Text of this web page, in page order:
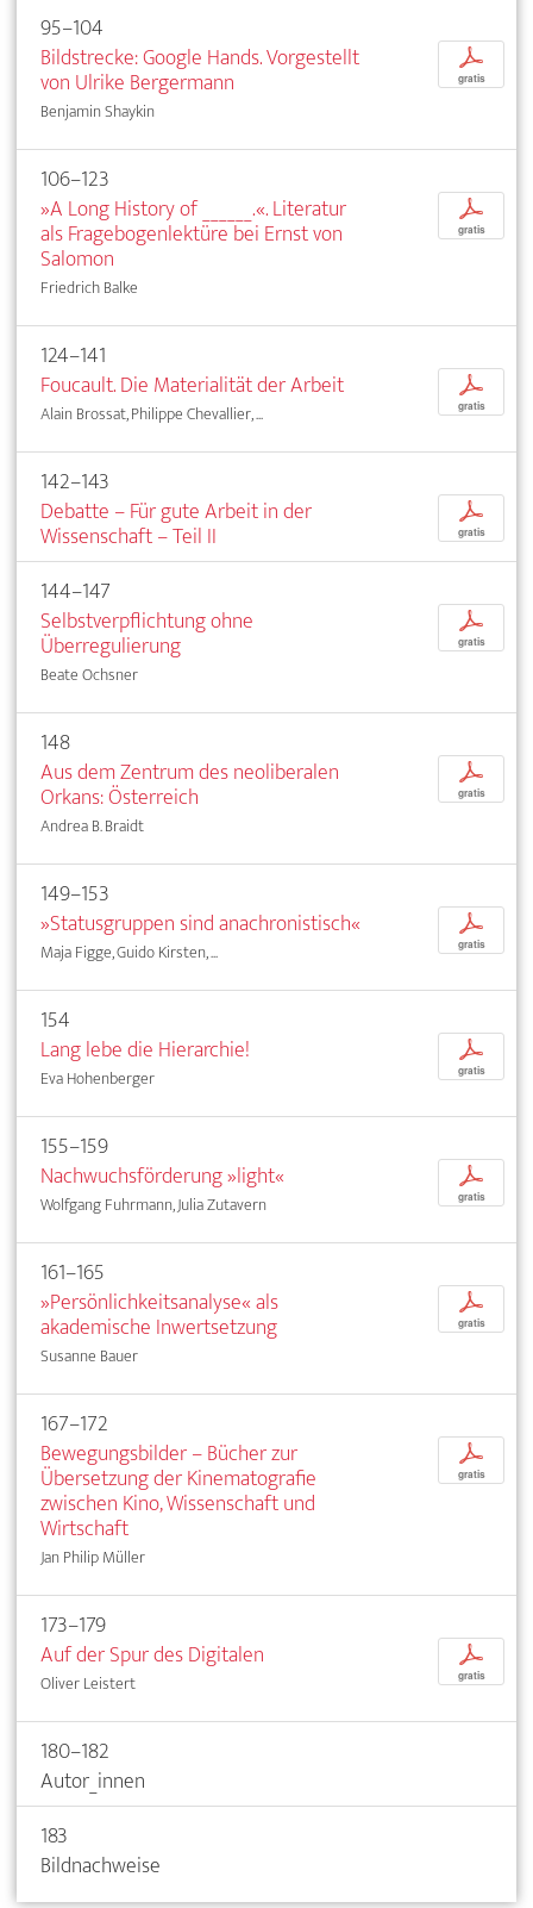
95–104
Bildstrecke: Google Hands. Vorgestellt
von Ulrike Bergermann
Benjamin Shaykin
p
gratis
106–123
»A Long History of ______.«. Literatur
als Fragebogenlektüre bei Ernst von
Salomon
Friedrich Balke
p
gratis
124–141
Foucault. Die Materialität der Arbeit
Alain Brossat, Philippe Chevallier, ...
p
gratis
142–143
Debatte – Für gute Arbeit in der
Wissenschaft – Teil II
p
gratis
144–147
Selbstverpflichtung ohne
Überregulierung
Beate Ochsner
p
gratis
148
Aus dem Zentrum des neoliberalen
Orkans: Österreich
Andrea B. Braidt
p
gratis
149–153
»Statusgruppen sind anachronistisch«
Maja Figge, Guido Kirsten, ...
p
gratis
154
Lang lebe die Hierarchie!
Eva Hohenberger
p
gratis
155–159
Nachwuchsförderung »light«
Wolfgang Fuhrmann, Julia Zutavern
p
gratis
161–165
»Persönlichkeitsanalyse« als
akademische Inwertsetzung
Susanne Bauer
p
gratis
167–172
Bewegungsbilder – Bücher zur
Übersetzung der Kinematografie
zwischen Kino, Wissenschaft und
Wirtschaft
Jan Philip Müller
p
gratis
173–179
Auf der Spur des Digitalen
Oliver Leistert
p
gratis
180–182
Autor_innen
183
Bildnachweise